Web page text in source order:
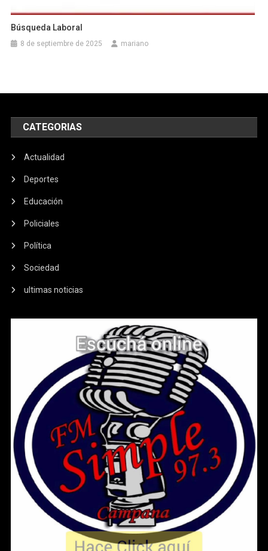
Búsqueda Laboral
8 de septiembre de 2025 mariano
CATEGORIAS
Actualidad
Deportes
Educación
Policiales
Política
Sociedad
ultimas noticias